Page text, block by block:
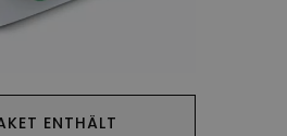
ENTHÄLT